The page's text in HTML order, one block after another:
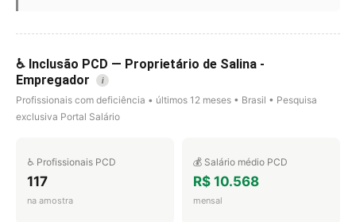
♿ Inclusão PCD — Proprietário de Salina -
Empregador
i
Profissionais com deficiência • últimos 12 meses • Brasil • Pesquisa
exclusiva Portal Salário
♿ Profissionais PCD
117
na amostra
💰 Salário médio PCD
R$ 10.568
mensal